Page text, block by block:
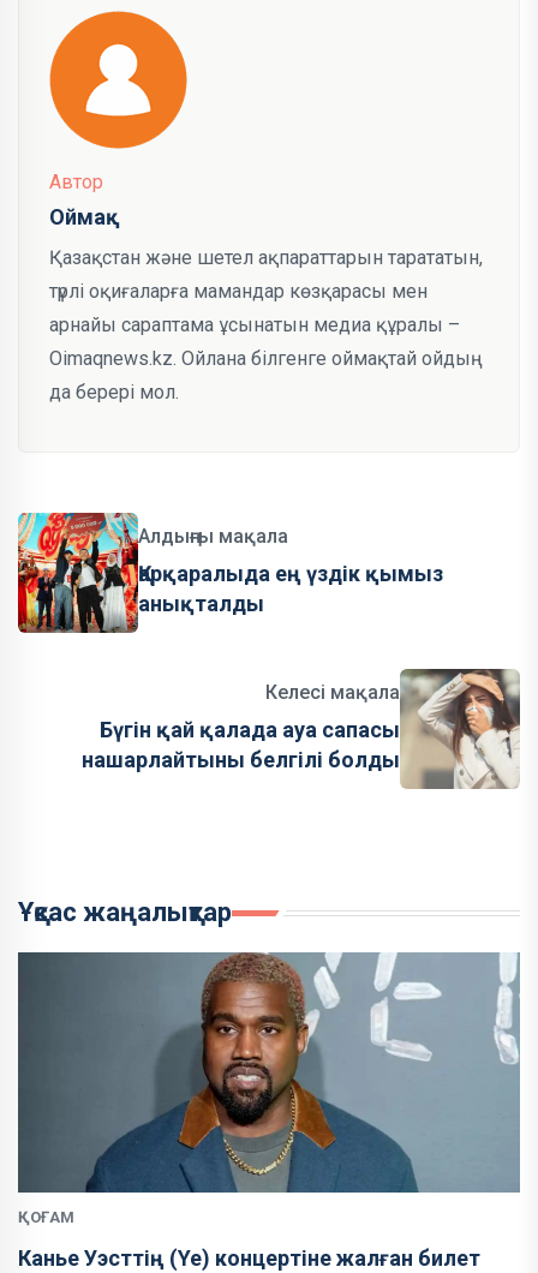
Автор
Оймақ
Қазақстан және шетел ақпараттарын тарататын,
түрлі оқиғаларға мамандар көзқарасы мен
арнайы сараптама ұсынатын медиа құралы –
Oimaqnews.kz. Ойлана білгенге оймақтай ойдың
да берері мол.
Алдыңғы мақала
Қарқаралыда ең үздік қымыз
анықталды
Келесі мақала
Бүгін қай қалада ауа сапасы
нашарлайтыны белгілі болды
Ұқсас жаңалықтар
ҚОҒАМ
Канье Уэсттің (Ye) концертіне жалған билет